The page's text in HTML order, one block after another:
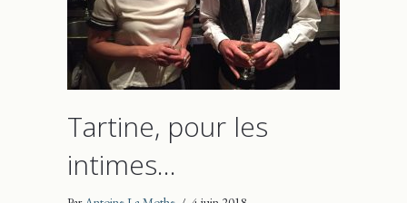
Tartine, pour les
intimes…